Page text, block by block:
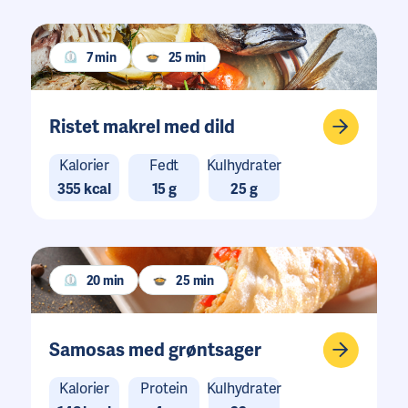
7 min 25 min
Ristet makrel med dild
Kalorier
355 kcal
Fedt
15 g
Kulhydrater
25 g
20 min 25 min
Samosas med grøntsager
Kalorier
Protein
Kulhydrater